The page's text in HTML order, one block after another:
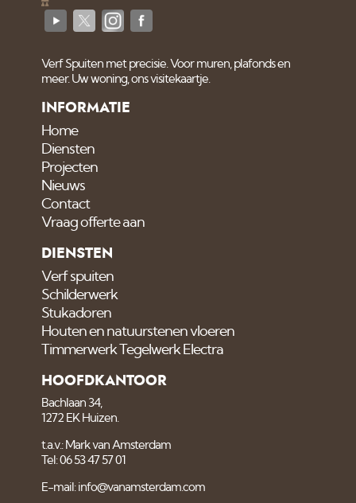
Verf Spuiten met precisie. Voor muren, plafonds en
meer. Uw woning, ons visitekaartje.
INFORMATIE
Home
Diensten
Projecten
Nieuws
Contact
Vraag offerte aan
DIENSTEN
Verf spuiten
Schilderwerk
Stukadoren
Houten en natuurstenen vloeren
Timmerwerk Tegelwerk Electra
HOOFDKANTOOR
Bachlaan 34,
1272 EK Huizen.
t.a.v.: Mark van Amsterdam
Tel: 06 53 47 57 01
E-mail: info@vanamsterdam.com